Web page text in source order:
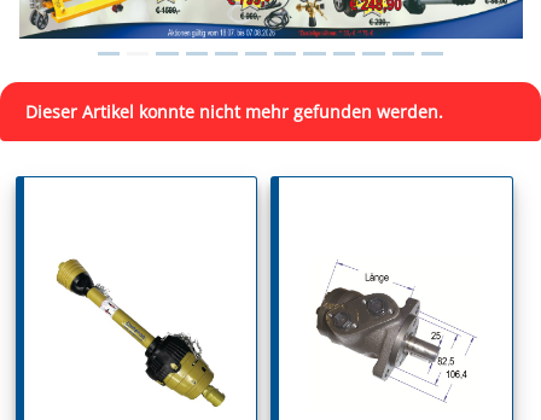
Dieser Artikel konnte nicht mehr gefunden werden.